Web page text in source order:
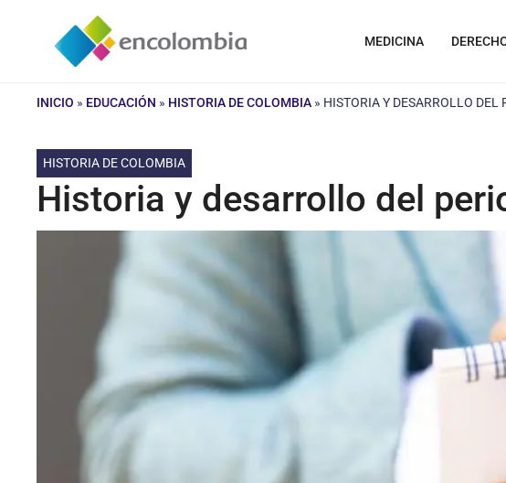
contenido
MEDICINA
INICIO » EDUCACIÓN » HISTORIA DE COLOMBIA » HISTORIA Y DESARROLLO
HISTORIA DE COLOMBIA
Historia y desarrollo del